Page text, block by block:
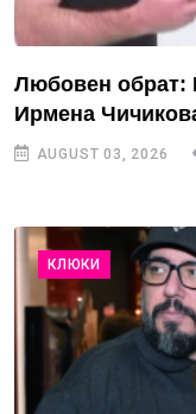
Любовен обрат:
Ирмена
AUGUST 03, 2026
КЛЮКИ